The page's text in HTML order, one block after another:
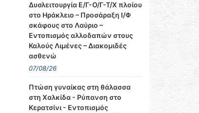
Δυσλειτουργία Ε/Γ-Ο/Γ-Τ/Χ πλοίου
στο Ηράκλειο – Προσάραξη Ι/Φ
σκάφους στο Λαύριο –
Εντοπισμός αλλοδαπών στους
Καλούς Λιμένες – Διακομιδές
ασθενώ
07/08/26
Πτώση γυναίκας στη θάλασσα
στη Χαλκίδα - Ρύπανση στο
Κερατσίνι - Εντοπισμός